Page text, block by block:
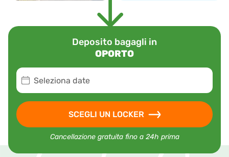
Deposito bagagli in
OPORTO
Seleziona date
SCEGLI UN LOCKER
Cancellazione gratuita fino a 24h prima